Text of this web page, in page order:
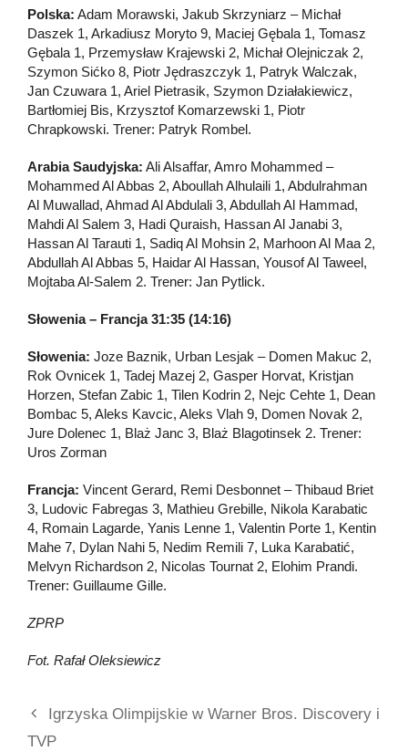
Polska: Adam Morawski, Jakub Skrzyniarz – Michał
Daszek 1, Arkadiusz Moryto 9, Maciej Gębala 1, Tomasz
Gębala 1, Przemysław Krajewski 2, Michał Olejniczak 2,
Szymon Sićko 8, Piotr Jędraszczyk 1, Patryk Walczak,
Jan Czuwara 1, Ariel Pietrasik, Szymon Działakiewicz,
Bartłomiej Bis, Krzysztof Komarzewski 1, Piotr
Chrapkowski. Trener: Patryk Rombel.
Arabia Saudyjska: Ali Alsaffar, Amro Mohammed –
Mohammed Al Abbas 2, Aboullah Alhulaili 1, Abdulrahman
Al Muwallad, Ahmad Al Abdulali 3, Abdullah Al Hammad,
Mahdi Al Salem 3, Hadi Quraish, Hassan Al Janabi 3,
Hassan Al Tarauti 1, Sadiq Al Mohsin 2, Marhoon Al Maa 2,
Abdullah Al Abbas 5, Haidar Al Hassan, Yousof Al Taweel,
Mojtaba Al-Salem 2. Trener: Jan Pytlick.
Słowenia – Francja 31:35 (14:16)
Słowenia: Joze Baznik, Urban Lesjak – Domen Makuc 2,
Rok Ovnicek 1, Tadej Mazej 2, Gasper Horvat, Kristjan
Horzen, Stefan Zabic 1, Tilen Kodrin 2, Nejc Cehte 1, Dean
Bombac 5, Aleks Kavcic, Aleks Vlah 9, Domen Novak 2,
Jure Dolenec 1, Blaż Janc 3, Blaż Blagotinsek 2. Trener:
Uros Zorman
Francja: Vincent Gerard, Remi Desbonnet – Thibaud Briet
3, Ludovic Fabregas 3, Mathieu Grebille, Nikola Karabatic
4, Romain Lagarde, Yanis Lenne 1, Valentin Porte 1, Kentin
Mahe 7, Dylan Nahi 5, Nedim Remili 7, Luka Karabatić,
Melvyn Richardson 2, Nicolas Tournat 2, Elohim Prandi.
Trener: Guillaume Gille.
ZPRP
Fot. Rafał Oleksiewicz
Igrzyska Olimpijskie w Warner Bros. Discovery i
TVP